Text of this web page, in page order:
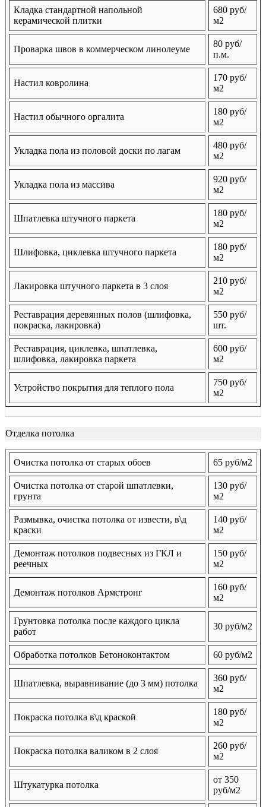
Кладка стандартной напольной
керамической плитки
680 руб/
м2
Проварка швов в коммерческом линолеуме
80 руб/
п.м.
Настил ковролина
170 руб/
м2
Настил обычного оргалита
180 руб/
м2
Укладка пола из половой доски по лагам
480 руб/
м2
Укладка пола из массива
920 руб/
м2
Шпатлевка штучного паркета
180 руб/
м2
Шлифовка, циклевка штучного паркета
180 руб/
м2
Лакировка штучного паркета в 3 слоя
210 руб/
м2
Реставрация деревянных полов (шлифовка,
покраска, лакировка)
550 руб/
шт.
Реставрация, циклевка, шпатлевка,
шлифовка, лакировка паркета
600 руб/
м2
Устройство покрытия для теплого пола
750 руб/
м2
Отделка потолка
Очистка потолка от старых обоев 65 руб/м2
Очистка потолка от старой шпатлевки,
грунта
130 руб/
м2
Размывка, очистка потолка от извести, в\д
краски
140 руб/
м2
Демонтаж потолков подвесных из ГКЛ и
реечных
150 руб/
м2
Демонтаж потолков Армстронг
160 руб/
м2
Грунтовка потолка после каждого цикла
работ
30 руб/м2
Обработка потолков Бетоноконтактом 60 руб/м2
Шпатлевка, выравнивание (до 3 мм) потолка
360 руб/
м2
Покраска потолка в\д краской
180 руб/
м2
Покраска потолка валиком в 2 слоя
260 руб/
м2
Штукатурка потолка
от 350
руб/м2